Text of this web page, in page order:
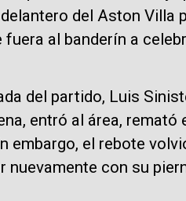
del Aston Villa
al banderín a
del partido, Luis
entró al área, remató
embargo, el rebote
nuevamente con su